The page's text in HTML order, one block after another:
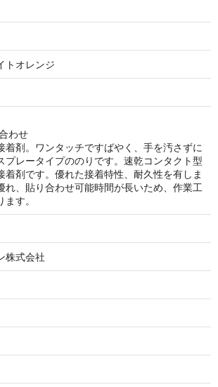
トオレンジ
わせ
着剤。ワンタッチですばやく、手を汚さずに
プレータイプののりです。速乾コンタクト型
着剤です。優れた接着特性、耐久性を有しま
れ、貼り合わせ可能時間が長いため、作業工
す。
株式会社